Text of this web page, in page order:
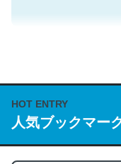
説してる記事が少な
https://
/064121
─GPTの仕組みと限界
HOT ENTRY
人気ブックマー